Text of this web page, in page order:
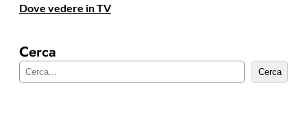
Dove vedere in TV
Cerca
e
Cerca